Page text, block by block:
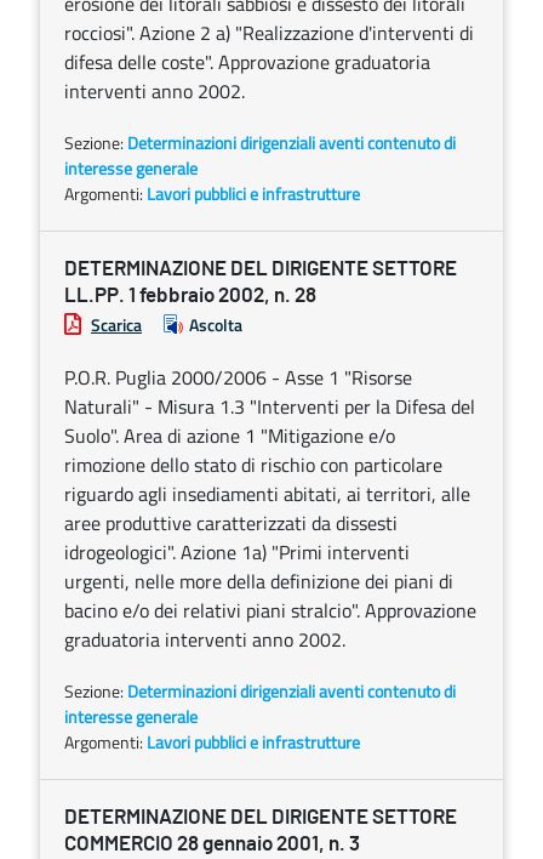
rocciosi". Azione 2 a) "Realizzazione d'interventi di
difesa delle coste". Approvazione graduatoria
interventi anno 2002.
Sezione: Determinazioni dirigenziali aventi contenuto di
interesse generale
Argomenti: Lavori pubblici e infrastrutture
DETERMINAZIONE DEL DIRIGENTE SETTORE
LL.PP. 1 febbraio 2002, n. 28
Scarica Ascolta
P.O.R. Puglia 2000/2006 - Asse 1 "Risorse
Naturali" - Misura 1.3 "Interventi per la Difesa del
Suolo". Area di azione 1 "Mitigazione e/o
rimozione dello stato di rischio con particolare
riguardo agli insediamenti abitati, ai territori, alle
aree produttive caratterizzati da dissesti
idrogeologici". Azione 1a) "Primi interventi
urgenti, nelle more della definizione dei piani di
bacino e/o dei relativi piani stralcio". Approvazione
graduatoria interventi anno 2002.
Sezione: Determinazioni dirigenziali aventi contenuto di
interesse generale
Argomenti: Lavori pubblici e infrastrutture
DETERMINAZIONE DEL DIRIGENTE SETTORE
COMMERCIO 28 gennaio 2001, n. 3